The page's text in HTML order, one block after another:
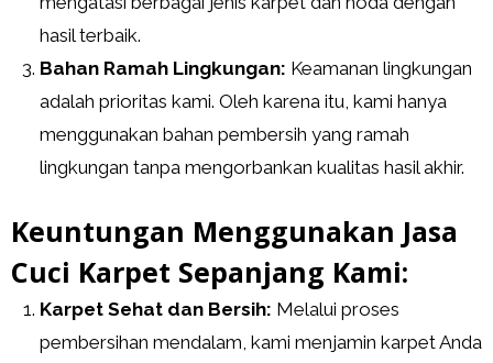
hasil terbaik.
Bahan Ramah Lingkungan: Keamanan lingkungan
adalah prioritas kami. Oleh karena itu, kami hanya
menggunakan bahan pembersih yang ramah
lingkungan tanpa mengorbankan kualitas hasil akhir.
Keuntungan Menggunakan Jasa
Cuci Karpet Sepanjang Kami:
Karpet Sehat dan Bersih: Melalui proses
pembersihan mendalam, kami menjamin karpet Anda